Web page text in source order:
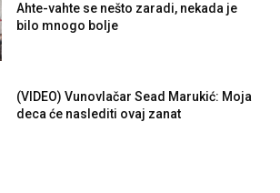
Ahte-vahte se nešto zaradi, nekada je
bilo mnogo bolje
(VIDEO) Vunovlačar Sead Marukić: Moja
deca će naslediti ovaj zanat